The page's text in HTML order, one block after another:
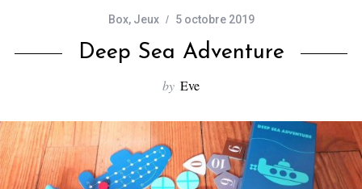
Box, Jeux 5 octobre 2019
Deep Sea Adventure
by Eve